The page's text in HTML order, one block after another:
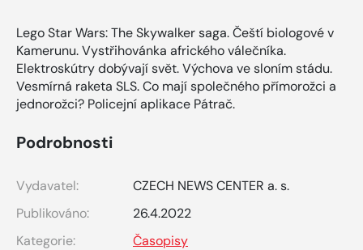
Lego Star Wars: The Skywalker saga. Čeští biologové v
Kamerunu. Vystřihovánka afrického válečníka.
Elektroskútry dobývají svět. Výchova ve sloním stádu.
Vesmírná raketa SLS. Co mají společného přímorožci a
jednorožci? Policejní aplikace Pátrač.
Podrobnosti
Vydavatel:
CZECH NEWS CENTER a. s.
Publikováno:
26.4.2022
Kategorie:
Časopisy